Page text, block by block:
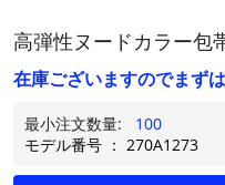
高弾性ヌードカラー包
在庫ございますのでまず
最小注文数量:
100
モデル番号 ： 270A1273